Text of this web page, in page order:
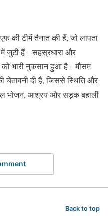
की टीमें तैनात की हैं, जो लापता
में जुटी हैं। सहस्रधारा और
भारी नुकसान हुआ है। मौसम
चेतावनी दी है, जिससे स्थिति और
भोजन, आश्रय और सड़क बहाली
Back to top